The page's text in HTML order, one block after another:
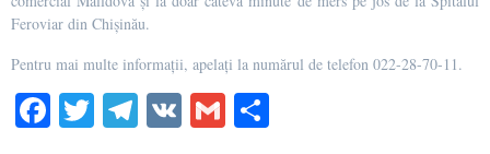
Feroviar din Chișinău.
Pentru mai multe informații, apelați la numărul de telefon 022-28-70-11.
Fa T Te V G